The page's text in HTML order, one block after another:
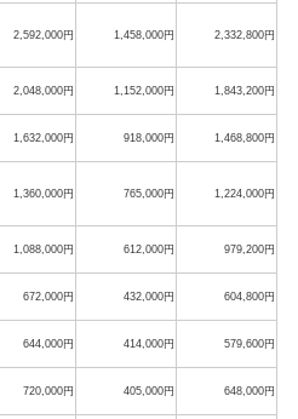
2,592,000円 1,458,000円 2,332,800円
2,048,000円 1,152,000円 1,843,200円
1,632,000円 918,000円 1,468,800円
1,360,000円 765,000円 1,224,000円
1,088,000円 612,000円 979,200円
672,000円 432,000円 604,800円
644,000円 414,000円 579,600円
720,000円 405,000円 648,000円